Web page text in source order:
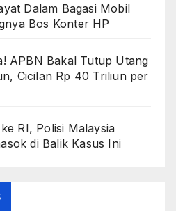
Dalam Bagasi Mobil
Bos Konter HP
APBN Bakal Tutup Utang
Cicilan Rp 40 Triliun per
RI, Polisi Malaysia
di Balik Kasus Ini